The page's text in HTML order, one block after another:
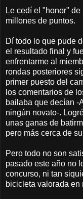
Le cedí el "honor"
millones de puntos.
Dí todo lo que pude
el resultado final y
enfrentarme al
rondas posteriores
primer puesto del
los comentarios de
bailaba que decían -
ningún novato-.
unas ganas de
pero más cerca de
Pero todo no son
pasado este año no
concurso, ni tan
bicicleta valorada en